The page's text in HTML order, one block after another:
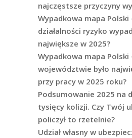
najczęstsze przyczyny
Wypadkowa mapa Polski
działalności ryzyko
największe w 2025?
Wypadkowa mapa
województwie było
przy pracy w 2025 roku?
Podsumowanie 2025 na
tysięcy kolizji. Czy Twój
policzył to rzetelnie?
Udział własny w